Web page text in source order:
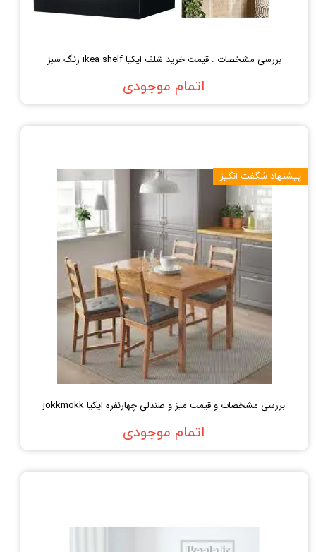
بررسی مشخصات . قیمت خرید شلف ایکیا ikea shelf رنگ سبز
اتمام موجودی
بررسی مشخصات و قیمت میز و صندلی چهارنفره ایکیا jokkmokk
اتمام موجودی
پیشنهاد شگفت انگیز